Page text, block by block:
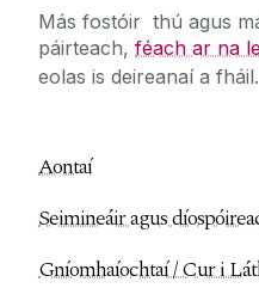
Más fostóir thú agus
páirteach, féach ar na
eolas is deireanaí a fháil.
Aontaí
Seimineáir agus
Gníomhaíochtaí / Cur i